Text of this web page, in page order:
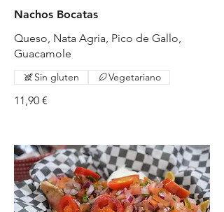
Nachos Bocatas
Queso, Nata Agria, Pico de Gallo,
Guacamole
11,90 €
Sin gluten Vegetariano